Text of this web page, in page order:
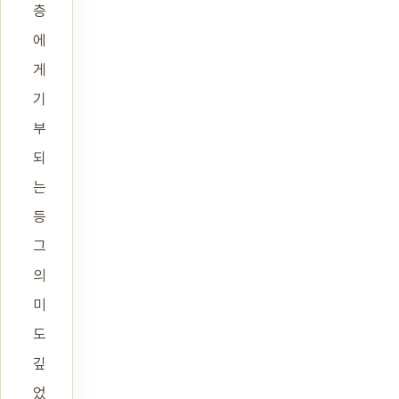
층
에
게
기
부
되
는
등
그
의
미
도
깊
었